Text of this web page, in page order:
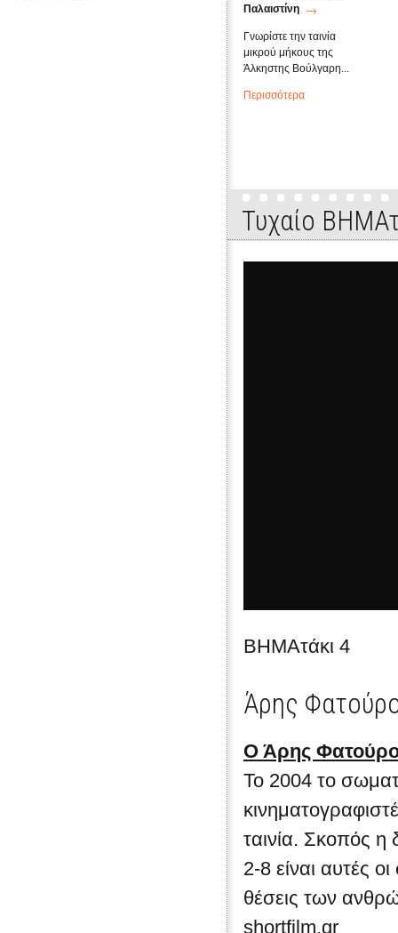
Παλαιστίνη
Γνωρίστε την ταινία
μικρού μήκους της
Άλκηστης Βούλγαρη...
Περισσότερα
Τυχαίο
ΒΗΜΑτάκι 4
Άρης
Ο Άρης
Το 2004 το
ταινία. Σκοπός
2-8 είναι αυτές
θέσεις των
shortfilm.gr